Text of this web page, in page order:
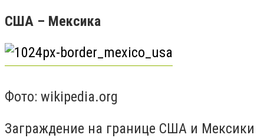
США – Мексика
Фото: wikipedia.org
Заграждение на границе США и Мексики